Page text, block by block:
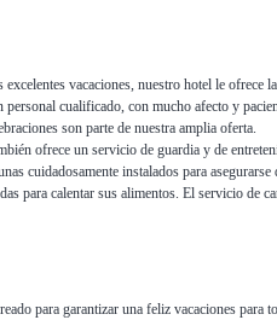
excelentes vacaciones, nuestro hotel le ofrece
cualificado, con mucho afecto y
son parte de nuestra amplia oferta.
ofrece un servicio de guardia y de
cuidadosamente instalados para
para calentar sus alimentos. El servicio de
para garantizar una feliz vacaciones para